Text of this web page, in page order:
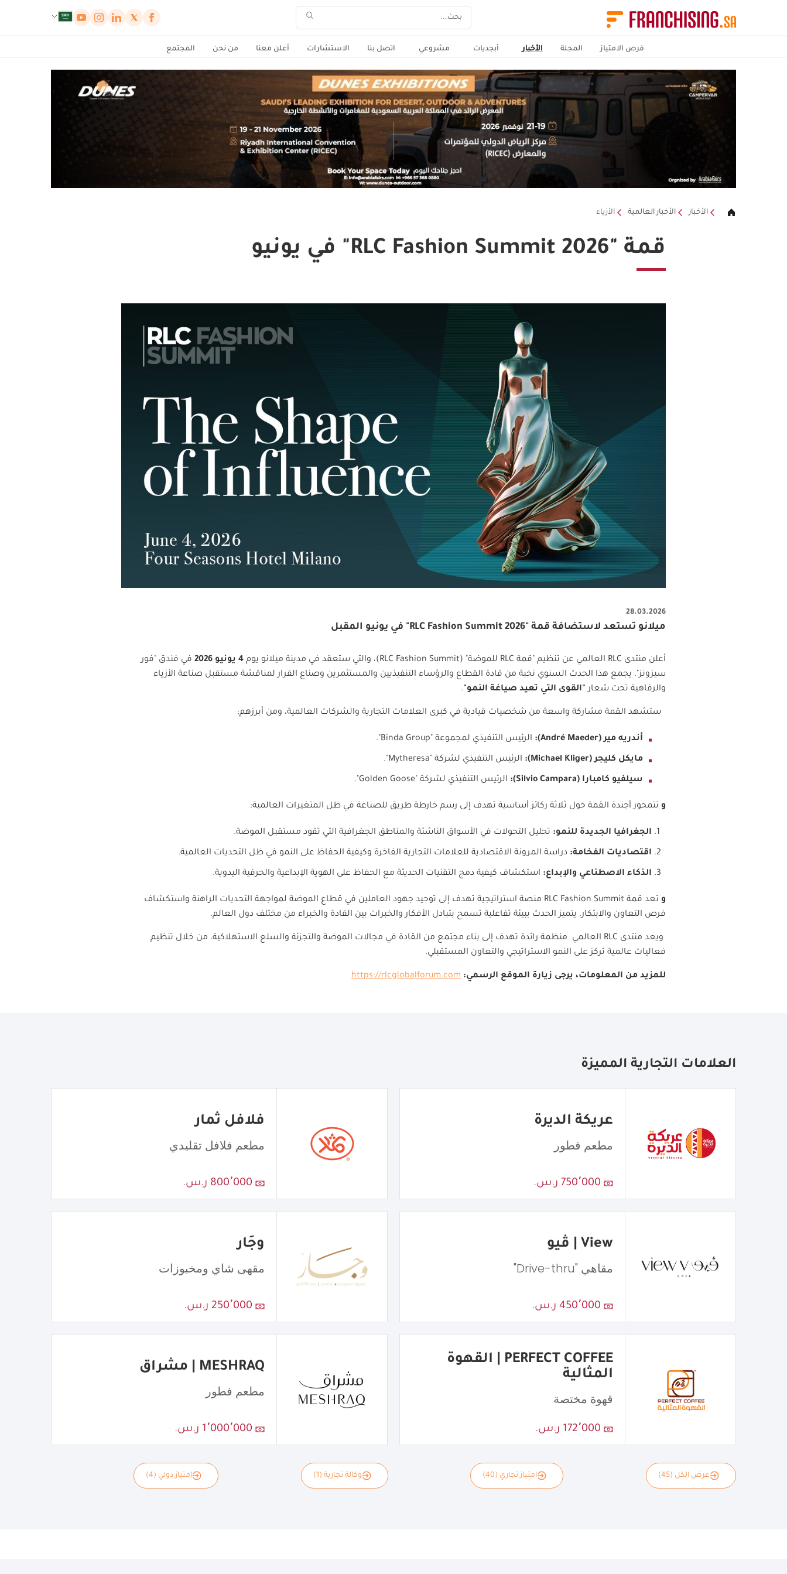
فرص الامتياز المجلة الأخبار أبجديات مشروعي اتصل بنا الاستشارات أعلن معنا من نحن المجتمع
الأخبار الأخبار العالمية الأزياء
قمة "RLC Fashion Summit 2026" في يونيو
28.03.2026
ميلانو تستعد لاستضافة قمة "RLC Fashion Summit 2026" في يونيو المقبل
أعلن منتدى RLC العالمي عن تنظيم "قمة RLC للموضة" (RLC Fashion Summit)، والتي ستعقد في مدينة ميلانو يوم 4 يونيو 2026
في فندق "فور
سيزونز". يجمع هذا الحدث السنوي نخبة من قادة القطاع والرؤساء التنفيذيين والمستثمرين وصناع القرار لمناقشة مستقبل صناعة الأزياء
والرفاهية تحت شعار"القوى التي تعيد صياغة النمو".
ستشهد القمة مشاركة واسعة من شخصيات قيادية في كبرى العلامات التجارية والشركات العالمية، ومن أبرزهم:
أندريه مير (André Maeder
): الرئيس التنفيذي لمجموعة " Binda Group
".
مايكل كليجر (Michael Kliger
): الرئيس التنفيذي لشركة " Mytheresa
".
سيلفيو كامبارا (Silvio Campara
): الرئيس التنفيذي لشركة " Golden Goose
".
و تتمحور أجندة القمة حول ثلاثة ركائز أساسية تهدف إلى رسم خارطة طريق للصناعة في ظل المتغيرات العالمية:
الجغرافيا الجديدة للنمو: تحليل التحولات في الأسواق الناشئة والمناطق الجغرافية التي تقود مستقبل الموضة.
اقتصاديات الفخامة: دراسة المرونة الاقتصادية للعلامات التجارية الفاخرة وكيفية الحفاظ على النمو في ظل التحديات العالمية.
الذكاء الاصطناعي والإبداع: استكشاف كيفية دمج التقنيات الحديثة مع الحفاظ على الهوية الإبداعية والحرفية اليدوية.
و تعد قمة RLC Fashion Summit منصة استراتيجية تهدف إلى توحيد جهود العاملين في قطاع الموضة لمواجهة التحديات الراهنة واستكشاف
فرص التعاون والابتكار. يتميز الحدث ببيئة تفاعلية تسمح بتبادل الأفكار والخبرات بين القادة والخبراء من مختلف دول العالم.
ويعد منتدى RLC العالمي منظمة رائدة تهدف إلى بناء مجتمع من القادة في مجالات الموضة والتجزئة والسلع الاستهلاكية، من خلال تنظيم
فعاليات عالمية تركز على النمو الاستراتيجي والتعاون المستقبلي.
للمزيد من المعلومات، يرجى زيارة الموقع الرسمي: https://rlcglobalforum.com
العلامات التجارية المميزة
عريكة الديرة
مطعم فطور
750٬000 ر.س.
فلافل ثمار
مطعم فلافل تقليدي
800٬000 ر.س.
View | ڤيو
مقاهي "Drive-thru"
450٬000 ر.س.
وجَار
مقهى شاي ومخبوزات
250٬000 ر.س.
PERFECT COFFEE | القهوة
المثالية
قهوة مختصة
172٬000 ر.س.
MESHRAQ | مشراق
مطعم فطور
1٬000٬000 ر.س.
عرض الكل (45) امتياز تجاري (40) وكالة تجارية (1) امتياز دولي (4)
لوحة إدارة ملفات تعريف الارتباط